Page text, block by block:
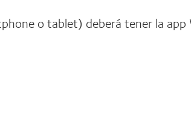
o tablet) deberá tener la